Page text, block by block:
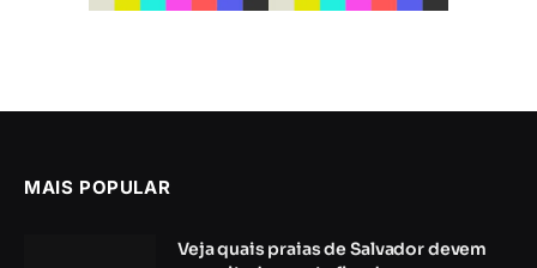
MAIS POPULAR
Veja quais praias de Salvador devem